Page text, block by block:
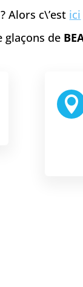
Alors c\’est ici
de
